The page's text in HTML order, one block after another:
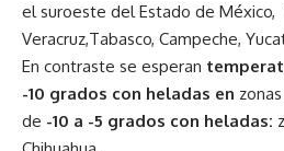
el suroeste del Estado de
Veracruz,Tabasco, Campeche,
En contraste se esperan
-10 grados con heladas en
de -10 a -5 grados con heladas: